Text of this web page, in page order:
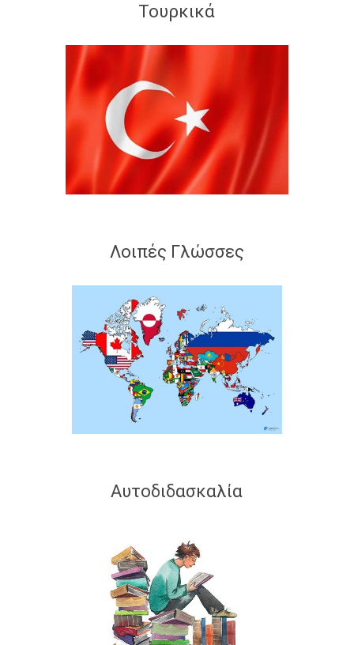
Τουρκικά
Λοιπές Γλώσσες
Αυτοδιδασκαλία